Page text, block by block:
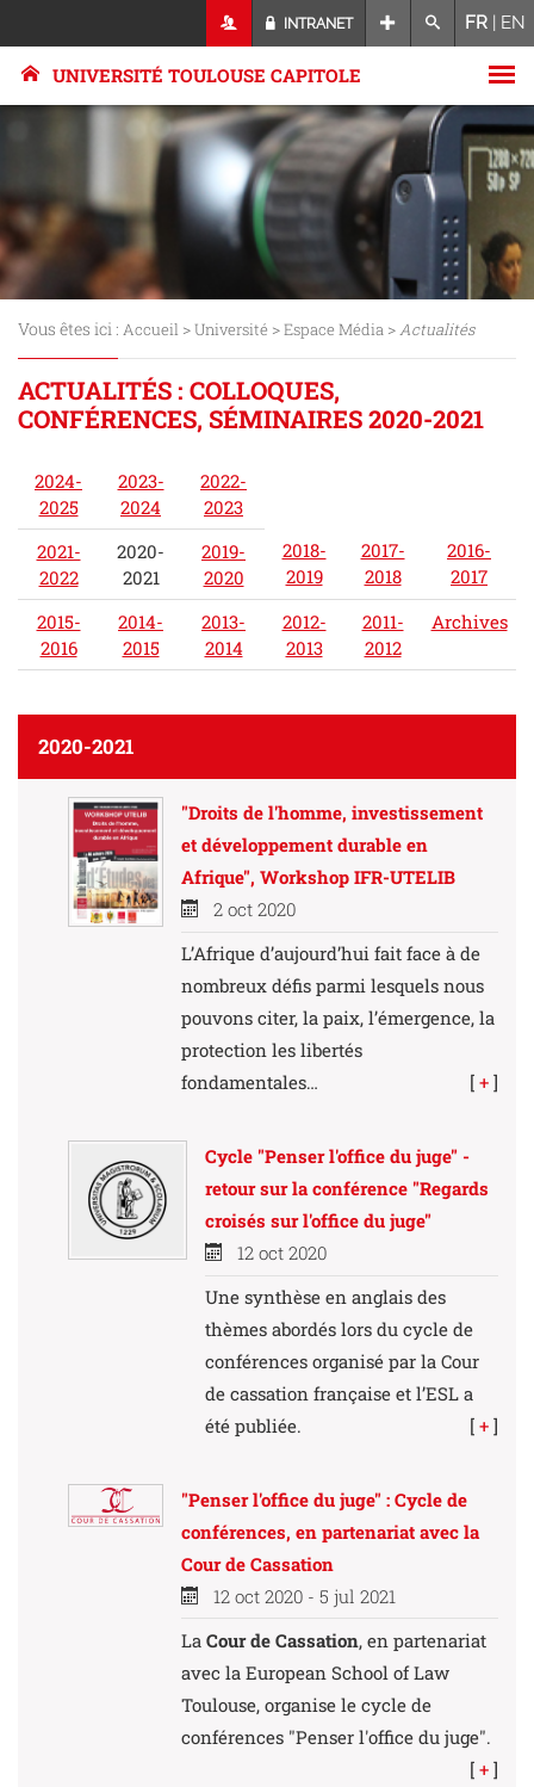
INTRANET FR | EN
UNIVERSITÉ TOULOUSE CAPITOLE
Vous êtes ici : Accueil >Université >Espace Média >Actualités
ACTUALITÉS : COLLOQUES,
CONFÉRENCES, SÉMINAIRES 2020-2021
2024-
2025
2023-
2024
2022-
2023
2021-
2022
2020-
2021
2019-
2020
2018-
2019
2017-
2018
2016-
2017
2015-
2016
2014-
2015
2013-
2014
2012-
2013
2011-
2012
Archives
2020-2021
"Droits de l'homme, investissement
et développement durable en
Afrique", Workshop IFR-UTELIB
2 oct 2020
L’Afrique d’aujourd’hui fait face à de
nombreux défis parmi lesquels nous
pouvons citer, la paix, l’émergence, la
protection les libertés
fondamentales…
[ + ]
Cycle "Penser l'office du juge" -
retour sur la conférence "Regards
croisés sur l'office du juge"
12 oct 2020
Une synthèse en anglais des
thèmes abordés lors du cycle de
conférences organisé par la Cour
de cassation française et l’ESL a
été publiée.
[ + ]
"Penser l'office du juge" : Cycle de
conférences, en partenariat avec la
Cour de Cassation
12 oct 2020 - 5 jul 2021
La Cour de Cassation, en partenariat
avec la European School of Law
Toulouse, organise le cycle de
conférences "Penser l'office du juge".
[ + ]